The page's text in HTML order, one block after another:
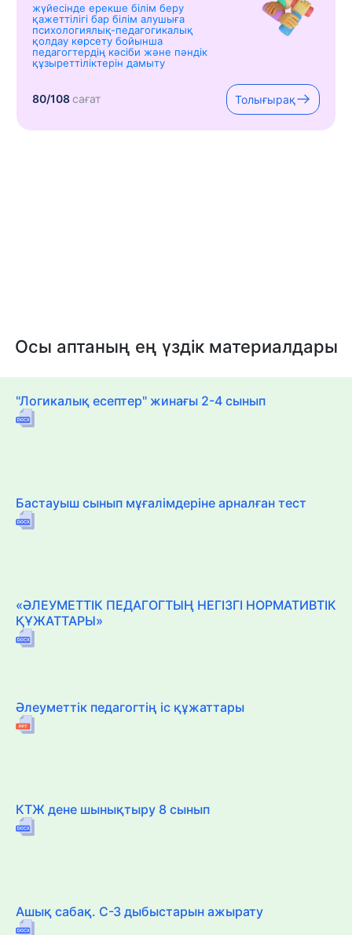
жүйесінде ерекше білім беру
қажеттілігі бар білім алушыға
психологиялық-педагогикалық
қолдау көрсету бойынша
педагогтердің кәсіби және пәндік
құзыреттіліктерін дамыту
80/108сағат Толығырақ
Осы аптаның ең үздік материалдары
"Логикалық есептер" жинағы 2-4 сынып
Бастауыш сынып мұғалімдеріне арналған тест
«ӘЛЕУМЕТТІК ПЕДАГОГТЫҢ НЕГІЗГІ НОРМАТИВТІК
ҚҰЖАТТАРЫ»
Әлеуметтік педагогтің іс құжаттары
КТЖ дене шынықтыру 8 сынып
Ашық сабақ. С-З дыбыстарын ажырату